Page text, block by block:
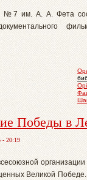
№7 им. А. А. Фета
Победы в
- 20:19
Великой